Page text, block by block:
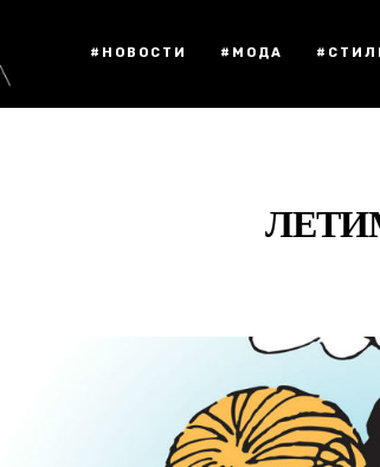
#НОВОСТИ #МОДА